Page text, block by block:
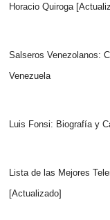
Horacio Quiroga
Salseros Venezolanos:
Venezuela
Luis Fonsi: Biografía y
Lista de las Mejores
[Actualizado]